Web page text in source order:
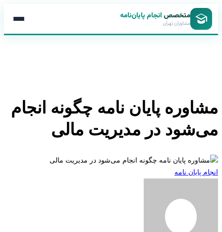
متخصصانجام پایان‌نامه
مشاوران تهران
پایان نامه چگونه انجام
در مدیریت مالی
پایان نامه